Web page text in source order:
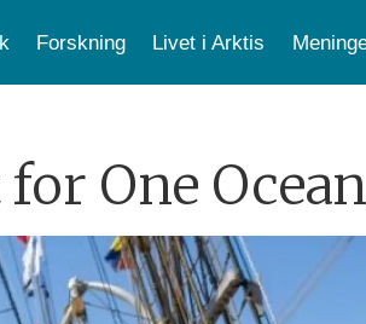
Forskning Livet i Arktis
One